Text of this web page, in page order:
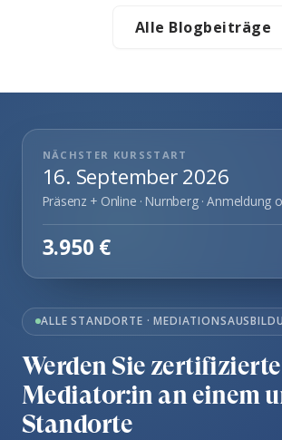
Alle Blogbeiträge
ALLE STANDORTE ·
Werden Sie
Mediator:in an einem
Standorte
NÄCHSTER KURSSTART
16. September 2026
Präsenz + Online · Nurnberg · Anmeldung
3.950 €